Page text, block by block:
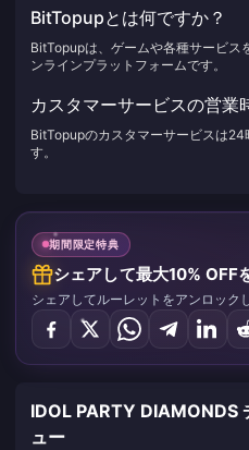
BitTopupとは何ですか？
BitTopupは、ゲームや各種サービス
ンラインプラットフォームです。
カスタマーサービスの営業
BitTopupのカスタマーサービスは24
す。
期間限定特典
シェアして最大10% OFF
シェアしてルーレットをアンロック
IDOL PARTY DIAMONDS
ュー